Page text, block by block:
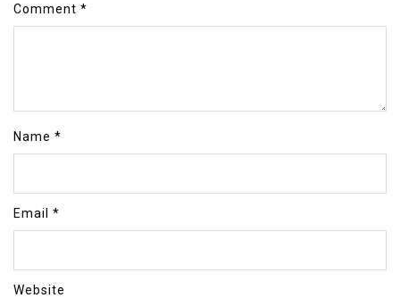
Comment *
Name *
Email *
Website